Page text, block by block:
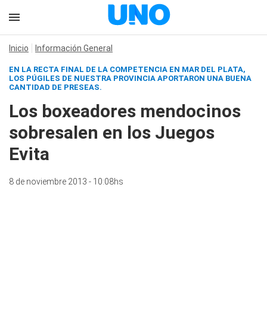
Inicio Información General
EN LA RECTA FINAL DE LA COMPETENCIA EN MAR DEL PLATA,
LOS PÚGILES DE NUESTRA PROVINCIA APORTARON UNA BUENA
CANTIDAD DE PRESEAS.
Los boxeadores mendocinos
sobresalen en los Juegos
Evita
8 de noviembre 2013 - 10:08hs